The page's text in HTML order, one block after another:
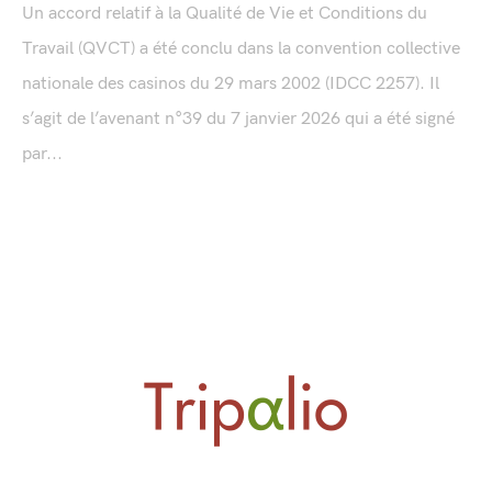
Un accord relatif à la Qualité de Vie et Conditions du
Travail (QVCT) a été conclu dans la convention collective
nationale des casinos du 29 mars 2002 (IDCC 2257). Il
s’agit de l’avenant n°39 du 7 janvier 2026 qui a été signé
par...